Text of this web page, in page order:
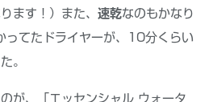
ます！）また、 速乾なのもかなり
ってたドライヤーが、10分くらい
。
が、「エッセンシャル ウォータ